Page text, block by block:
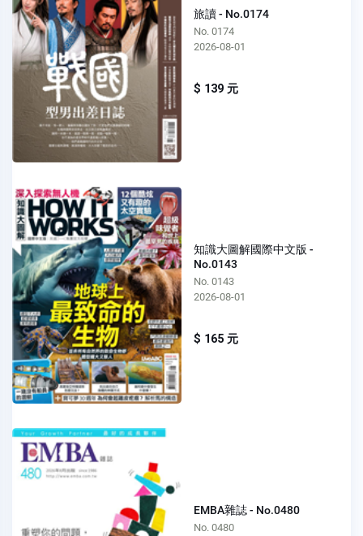
旅讀 - No.0174
No. 0174
2026-08-01
$ 139 元
知識大圖解國際中文版 -
No.0143
No. 0143
2026-08-01
$ 165 元
EMBA雜誌 - No.0480
No. 0480